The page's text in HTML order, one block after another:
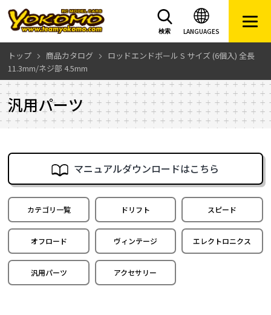
LANGUAGES
検索
トップ 商品カタログ
ロッドエンドボール S サイズ (6個入) 全長
11.3mm/ネジ部 4.5mm
汎用パーツ
マニュアルダウンロードはこちら
カテゴリ一覧 ドリフト スピード
オフロード ヴィンテージ エレクトロニクス
汎用パーツ アクセサリー